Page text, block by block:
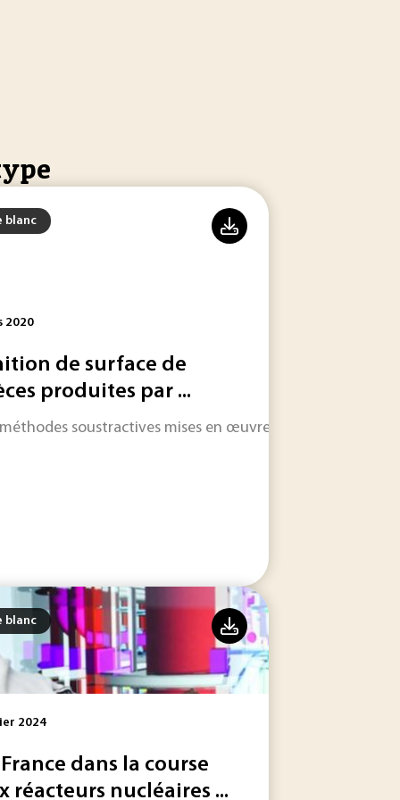
et à lancer.
moyens (compétences, matériels, logiciels) en lien
blanc
2020
de surface de
produites par ...
méthodes soustractives mises en œuvre afin d’améliorer
blanc
2024
France dans la course
réacteurs nucléaires ...